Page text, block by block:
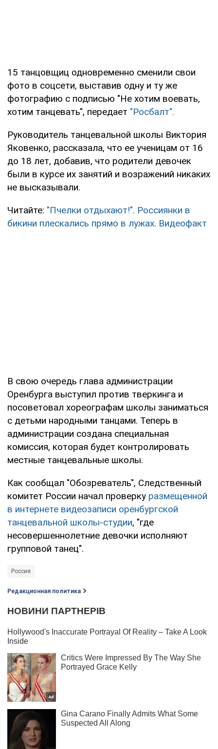
15 танцовщиц одновременно сменили свои
фото в соцсети, выставив одну и ту же
фотографию с подписью "Не хотим воевать,
хотим танцевать", передает "Росбалт".
Руководитель танцевальной школы Виктория
Яковенко, рассказала, что ее ученицам от 16
до 18 лет, добавив, что родители девочек
были в курсе их занятий и возражений никаких
не высказывали.
Читайте: "Пчелки отдыхают!". Россиянки в
бикини плескались прямо в лужах. Видеофакт
В свою очередь глава администрации
Оренбурга выступил против тверкинга и
посоветовал хореографам школы заниматься
с детьми народными танцами. Теперь в
администрации создана специальная
комиссия, которая будет контролировать
местные танцевальные школы.
Как сообщал "Обозреватель", Следственный
комитет России начал проверку размещенной
в интернете видеозаписи оренбургской
танцевальной школы-студии, "где
несовершеннолетние девочки исполняют
групповой танец".
Россия
Редакционная политика